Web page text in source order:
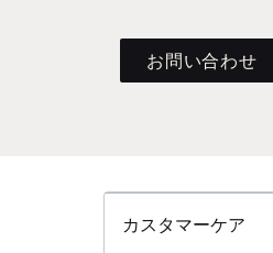
お問い合わせ
カスタマーケア